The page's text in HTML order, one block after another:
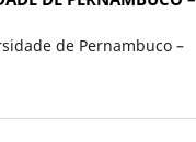
de Pernambuco –